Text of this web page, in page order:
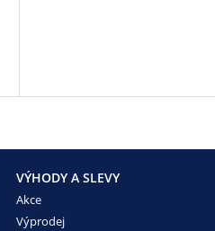
VÝHODY A SLEVY
Akce
Výprodej